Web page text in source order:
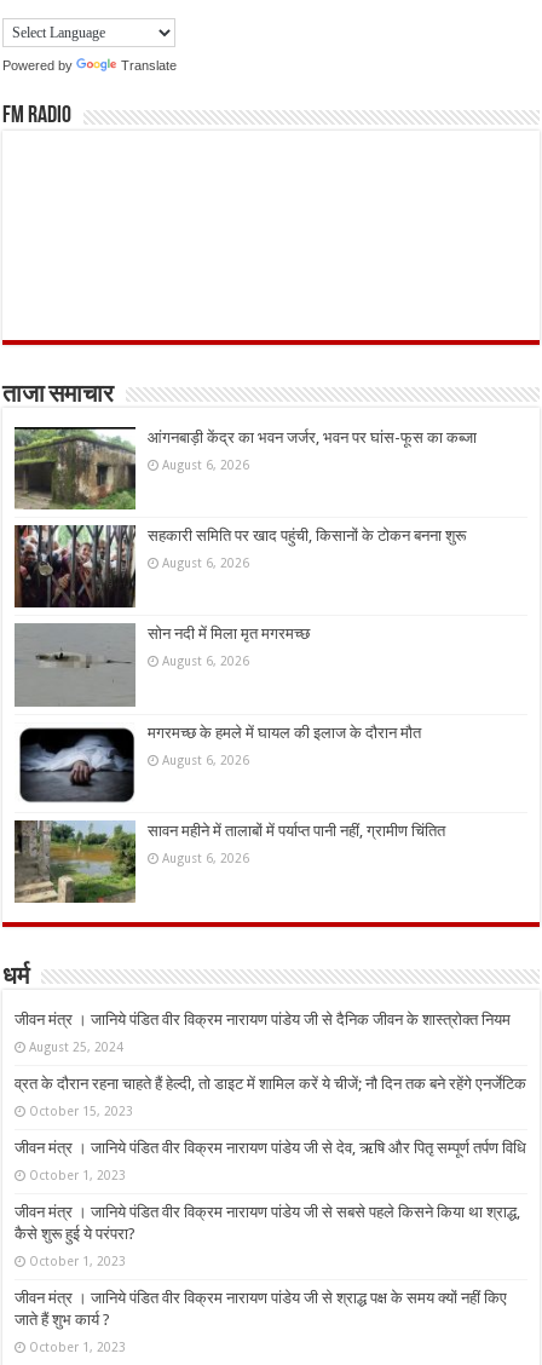
Powered by Translate
FM Radio
ताजा समाचार
आंगनबाड़ी केंद्र का भवन जर्जर, भवन पर घांस-फूस का कब्जा
August 6, 2026
सहकारी समिति पर खाद पहुंची, किसानों के टोकन बनना शुरू
August 6, 2026
सोन नदी में मिला मृत मगरमच्छ
August 6, 2026
मगरमच्छ के हमले में घायल की इलाज के दौरान मौत
August 6, 2026
सावन महीने में तालाबों में पर्याप्त पानी नहीं, ग्रामीण चिंतित
August 6, 2026
धर्म
जीवन मंत्र । जानिये पंडित वीर विक्रम नारायण पांडेय जी से दैनिक जीवन के शास्त्रोक्त नियम
August 25, 2024
व्रत के दौरान रहना चाहते हैं हेल्दी, तो डाइट में शामिल करें ये चीजें; नौ दिन तक बने रहेंगे एनर्जेटिक
October 15, 2023
जीवन मंत्र । जानिये पंडित वीर विक्रम नारायण पांडेय जी से देव, ऋषि और पितृ सम्पूर्ण तर्पण विधि
October 1, 2023
जीवन मंत्र । जानिये पंडित वीर विक्रम नारायण पांडेय जी से सबसे पहले किसने किया था श्राद्ध,
कैसे शुरू हुई ये परंपरा?
October 1, 2023
जीवन मंत्र । जानिये पंडित वीर विक्रम नारायण पांडेय जी से श्राद्ध पक्ष के समय क्यों नहीं किए
जाते हैं शुभ कार्य ?
October 1, 2023